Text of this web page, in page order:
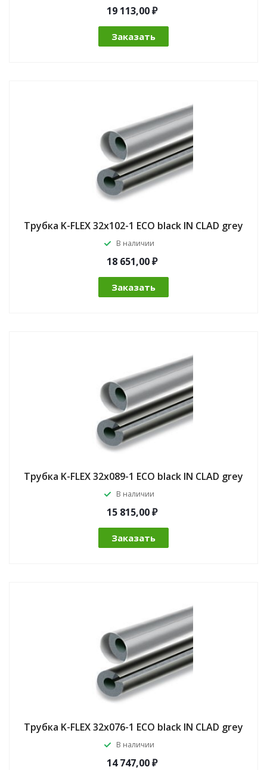
19 113,00 ₽
Заказать
Трубка K-FLEX 32x102-1 ECO black IN CLAD grey
В наличии
18 651,00 ₽
Заказать
Трубка K-FLEX 32x089-1 ECO black IN CLAD grey
В наличии
15 815,00 ₽
Заказать
Трубка K-FLEX 32x076-1 ECO black IN CLAD grey
В наличии
14 747,00 ₽